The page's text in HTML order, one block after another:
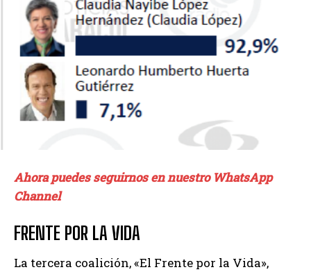
Ahora puedes seguirnos en nuestro WhatsApp
Channel
FRENTE POR LA VIDA
La tercera coalición, «El Frente por la Vida»,